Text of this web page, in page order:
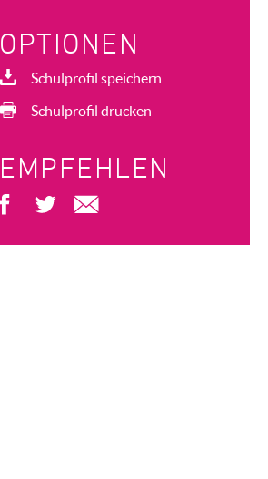
OPTIONEN
Schulprofil speichern
Schulprofil drucken
EMPFEHLEN